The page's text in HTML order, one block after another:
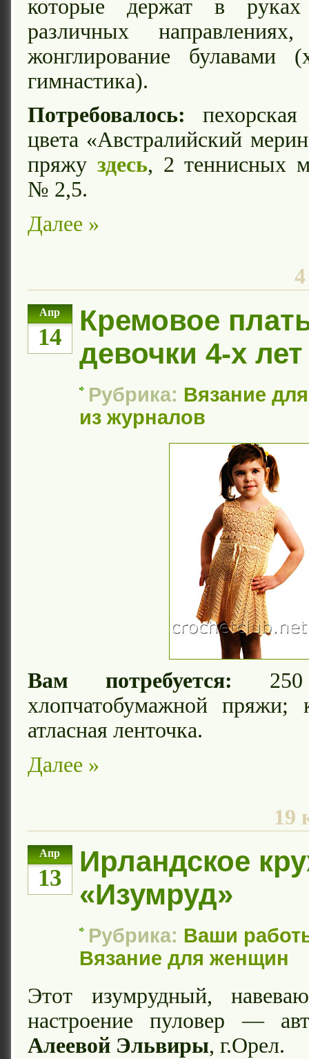
которые держат в
различных
жонглирование булавами
гимнастика).
Потребовалось:
цвета «Австралийский
пряжу здесь, 2 теннисных
№ 2,5.
Далее »
Апр
14
Кремовое
девочки 4-х лет
Рубрика: Вязание
из журналов
Вам потребуется: 250
хлопчатобумажной
атласная ленточка.
Далее »
19
Апр
13
Ирландское
«Изумруд»
Рубрика: Ваши
Вязание для женщин
Этот изумрудный,
настроение пуловер —
Алеевой Эльвиры, г.Орел.